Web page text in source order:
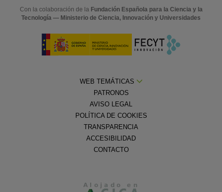
Con la colaboración de la Fundación Española para la Ciencia y la
Tecnología — Ministerio de Ciencia, Innovación y Universidades
WEB TEMÁTICAS
PATRONOS
AVISO LEGAL
POLÍTICA DE COOKIES
TRANSPARENCIA
ACCESIBILIDAD
CONTACTO